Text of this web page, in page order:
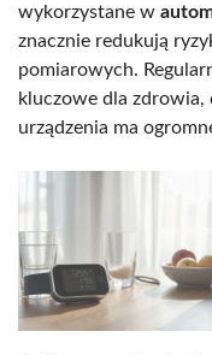
wykorzystane w
znacznie redukują
pomiarowych.
kluczowe dla
urządzenia ma